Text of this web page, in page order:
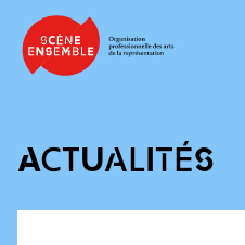
ACTUALITÉS